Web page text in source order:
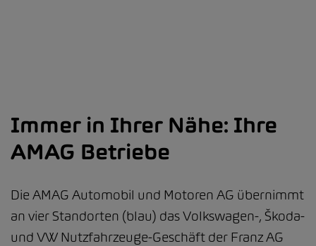
Immer in Ihrer Nähe: Ihre
AMAG Betriebe
Die AMAG Automobil und Motoren AG übernimmt
an vier Standorten (blau) das Volkswagen-, Škoda-
und VW Nutzfahrzeuge-Geschäft der Franz AG